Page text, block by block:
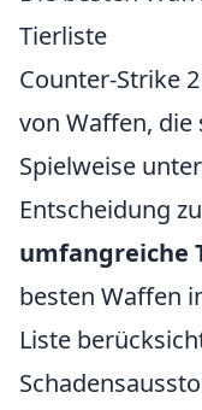
Tierliste
Counter-Strike
von Waffen,
Spielweise
Entscheidung
umfangreiche
besten Waffen
Liste